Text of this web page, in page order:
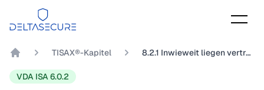
DeltaSecure
TISAX®-Kapitel 8.2.1 Inwieweit liegen vertragsrechtlich gültige Geheimhaltungsvereinbarungen/ -verpflichtungen vor?
VDA ISA 6.0.2